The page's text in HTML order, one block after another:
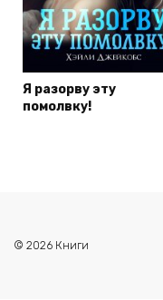
Я разорву эту
помолвку!
© 2026 Книги